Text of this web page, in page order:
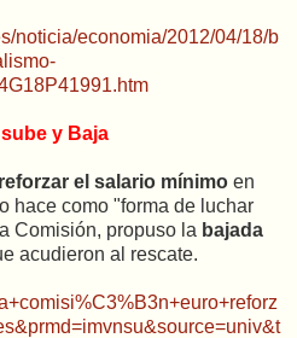
noticia/economia/2012/04/18/b
y Baja
reforzar el salario mínimo en
hace como "forma de luchar
Comisión, propuso la bajada
acudieron al rescate.